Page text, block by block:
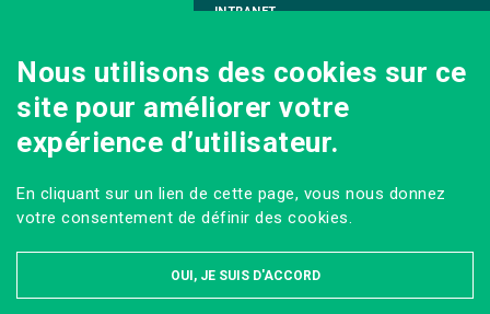
INTRANET
INFODOC
PÔLE IMAGE
PRESSE
Sur les réseaux
Nous utilisons des cookies sur ce
site pour améliorer votre
expérience d’utilisateur.
En cliquant sur un lien de cette page, vous nous donnez
votre consentement de définir des cookies.
OUI, JE SUIS D'ACCORD